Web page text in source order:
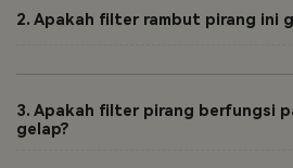
2. Apakah filter rambut pirang ini
3. Apakah filter pirang berfungsi
gelap?